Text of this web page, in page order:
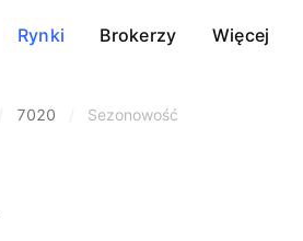
Rynki Brokerzy Więcej
7020 Sezonowość